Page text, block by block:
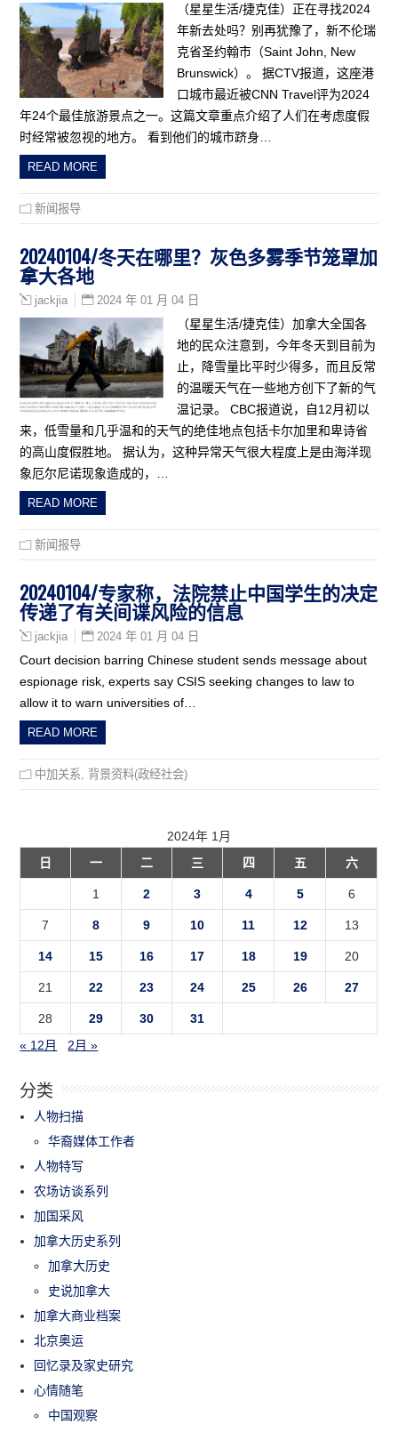
（星星生活/捷克佳）正在寻找2024
年新去处吗？别再犹豫了，新不伦瑞
克省圣约翰市（Saint John, New
Brunswick）。 据CTV报道，这座港
口城市最近被CNN Travel评为2024
年24个最佳旅游景点之一。这篇文章重点介绍了人们在考虑度假
时经常被忽视的地方。 看到他们的城市跻身…
READ MORE
新闻报导
20240104/冬天在哪里？灰色多雾季节笼罩加
拿大各地
jackjia 2024 年 01 月 04 日
（星星生活/捷克佳）加拿大全国各
地的民众注意到，今年冬天到目前为
止，降雪量比平时少得多，而且反常
的温暖天气在一些地方创下了新的气
温记录。 CBC报道说，自12月初以
来，低雪量和几乎温和的天气的绝佳地点包括卡尔加里和卑诗省
的高山度假胜地。 据认为，这种异常天气很大程度上是由海洋现
象厄尔尼诺现象造成的，…
READ MORE
新闻报导
20240104/专家称，法院禁止中国学生的决定
传递了有关间谍风险的信息
jackjia 2024 年 01 月 04 日
Court decision barring Chinese student sends message about
espionage risk, experts say CSIS seeking changes to law to
allow it to warn universities of…
READ MORE
中加关系 背景资料(政经社会)
2024年 1月
日
一 二 三 四 五 六
1 2 3 4 5 6
7 8 9 10 11 12 13
14 15 16 17 18 19 20
21 22 23 24 25 26 27
28 29 30
31
« 12月
2月 »
分类
人物扫描
华裔媒体工作者
人物特写
农场访谈系列
加国采风
加拿大历史系列
加拿大历史
史说加拿大
加拿大商业档案
北京奥运
回忆录及家史研究
心情随笔
中国观察